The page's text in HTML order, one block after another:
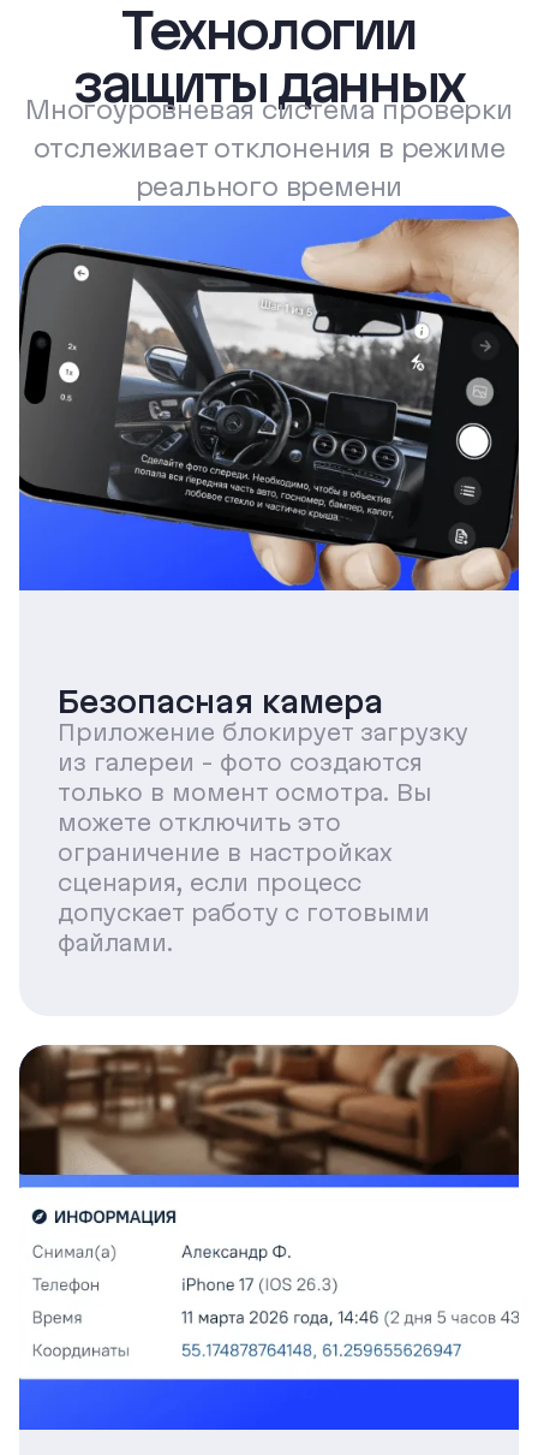
Технологии
защиты данных
Многоуровневая система проверки
отслеживает отклонения в режиме
реального времени
Безопасная камера
Приложение блокирует загрузку
из галереи - фото создаются
только в момент осмотра. Вы
можете отключить это
ограничение в настройках
сценария, если процесс
допускает работу с готовыми
файлами.